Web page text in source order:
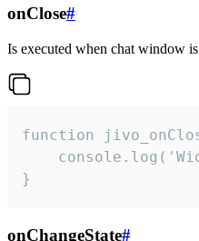
onClose#
Is executed when chat window
function
}
onChangeState#